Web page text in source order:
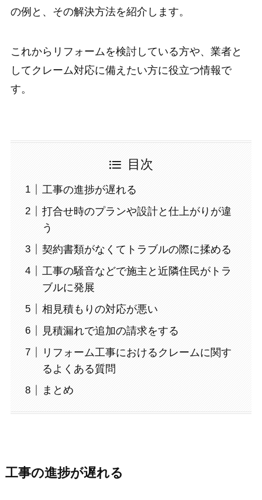
の例と、その解決方法を紹介します。
これからリフォームを検討している方や、業者と
してクレーム対応に備えたい方に役立つ情報で
す。
目次
工事の進捗が遅れる
打合せ時のプランや設計と仕上がりが違
う
契約書類がなくてトラブルの際に揉める
工事の騒音などで施主と近隣住民がトラ
ブルに発展
相見積もりの対応が悪い
見積漏れで追加の請求をする
リフォーム工事におけるクレームに関す
るよくある質問
まとめ
工事の進捗が遅れる